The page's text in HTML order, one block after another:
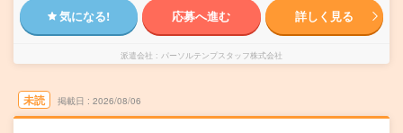
気になる! 応募へ進む 詳しく見る
派遣会社 パーソルテンプスタッフ株式会社
未読 掲載日 2026/08/06